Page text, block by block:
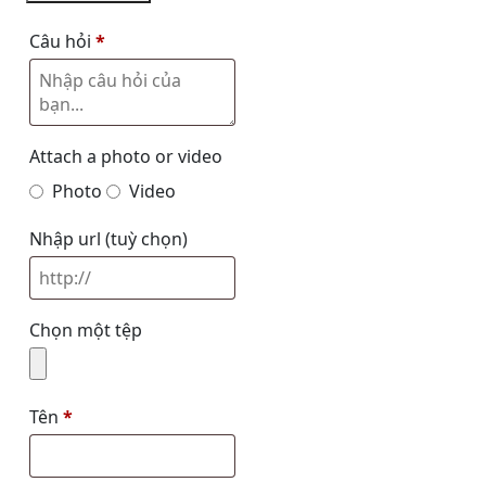
Câu hỏi *
Attach a photo or video
Photo
Video
Nhập url (tuỳ chọn)
Chọn một tệp
Tên *